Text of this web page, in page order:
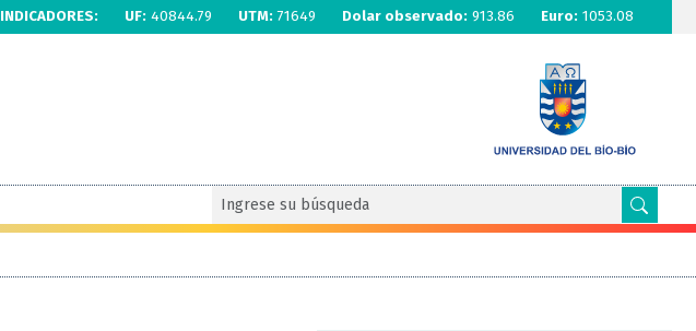
INDICADORES: UF: 40844.79 UTM: 71649 Dolar observado: 913.86 Euro: 1053.08